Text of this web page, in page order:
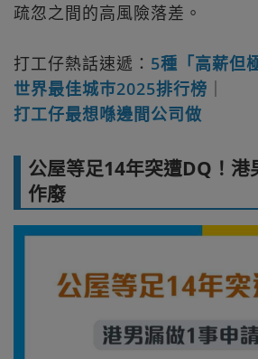
疏忽之間的高風險落差。
打工仔熱話速遞： 5種「高薪但
世界最佳城巿2025排行榜
打工仔最想喺邊間公司做
公屋等足14年突遭DQ！港
作廢